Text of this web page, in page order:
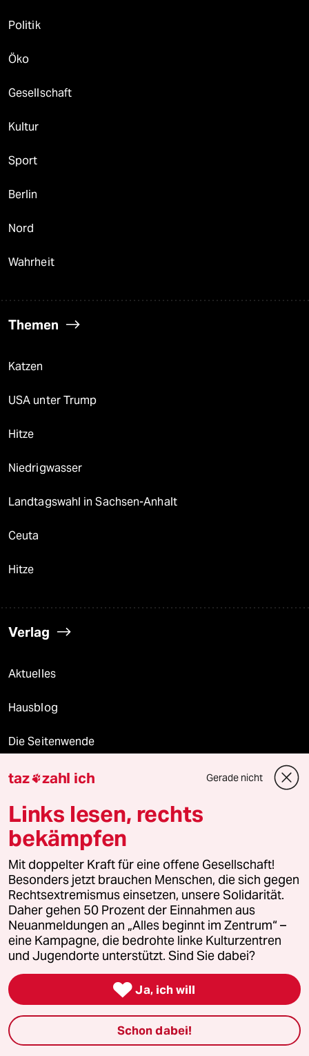
Politik
Öko
Gesellschaft
Kultur
Sport
Berlin
Nord
Wahrheit
Themen
Katzen
USA unter Trump
Hitze
Niedrigwasser
Landtagswahl in Sachsen-Anhalt
Ceuta
Hitze
Verlag
Aktuelles
Hausblog
Die Seitenwende
Stellen
Presse
Unterstützen
abo
genossenschaft
taz zahl ich
recherchefonds ausland
panterstiftung
taz zahl ich Gerade nicht
Links lesen, rechts
bekämpfen
Mit doppelter Kraft für eine offene Gesellschaft!
Besonders jetzt brauchen Menschen, die sich gegen
Rechtsextremismus einsetzen, unsere Solidarität.
Daher gehen 50 Prozent der Einnahmen aus
Neuanmeldungen an „Alles beginnt im Zentrum“ –
eine Kampagne, die bedrohte linke Kulturzentren
und Jugendorte unterstützt. Sind Sie dabei?
 Ja, ich will
Schon dabei!